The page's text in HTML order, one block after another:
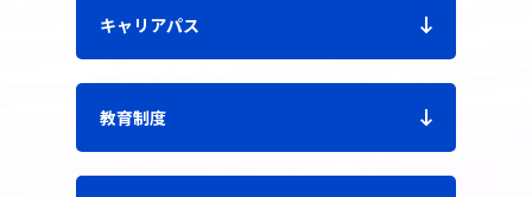
キャリアパス
教育制度